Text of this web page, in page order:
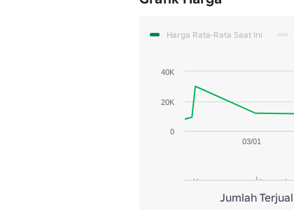
Harga Rata-Rata Saat Ini
03/01
0
20K
40K
Jumlah Terjual